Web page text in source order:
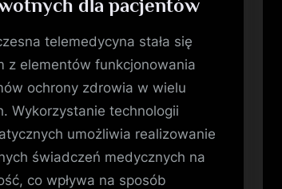
dla pacjentów
telemedycyna stała się
z elementów funkcjonowania
ochrony zdrowia w wielu
Wykorzystanie technologii
umożliwia realizowanie
świadczeń medycznych na
co wpływa na sposób